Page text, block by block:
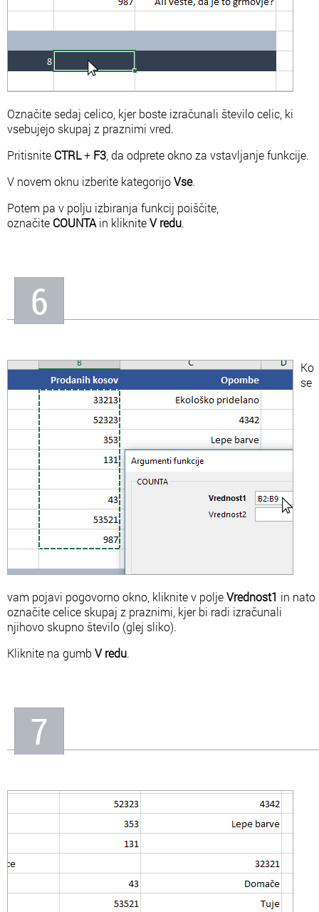
Označite sedaj celico, kjer boste izračunali število celic, ki
vsebujejo skupaj z praznimi vred.
Pritisnite CTRL+ F3 , da odprete okno za vstavljanje funkcije.
V novem oknu izberite kategorijoVse.
Potem pa v polju izbiranja funkcij poiščite,
označite COUNTA in klikniteV redu.
6
Ko
se
vam pojavi pogovorno okno, kliknite v poljeVrednost1 in nato
označite celice skupaj z praznimi, kjer bi radi izračunali
njihovo skupno število (glej sliko).
Kliknite na gumb V redu.
7